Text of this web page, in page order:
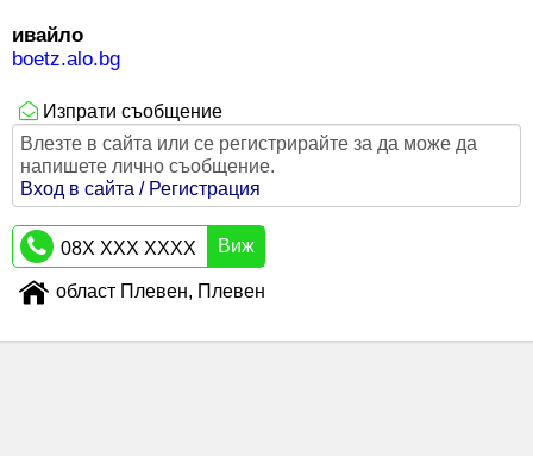
ивайло
boetz.alo.bg
Изпрати съобщение
Влезте в сайта или се регистрирайте за да може да
напишете лично съобщение.
Вход в сайта / Регистрация
08X XXX XXXX Виж
област Плевен, Плевен